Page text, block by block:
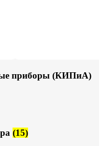
приборы (КИПиА)
(15)